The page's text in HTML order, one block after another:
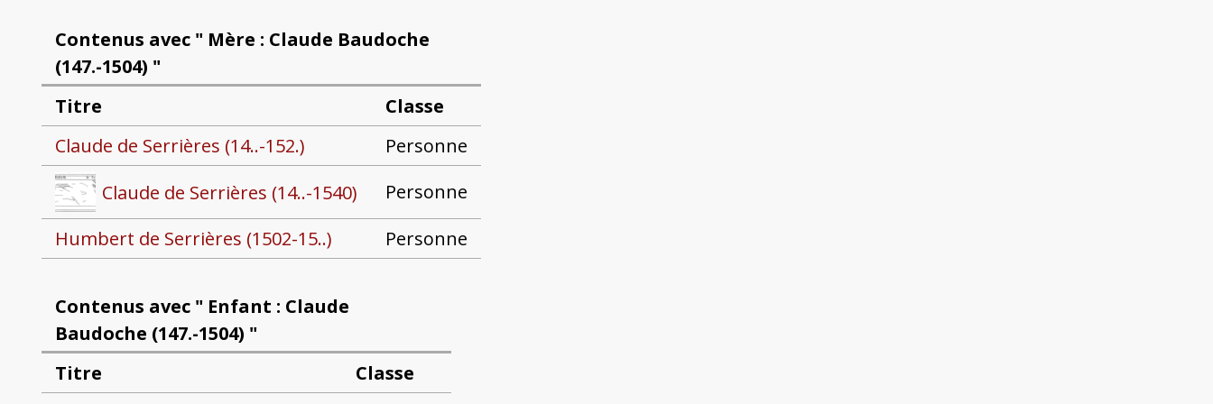
Contenus avec " Mère : Claude Baudoche
(147.-1504) "
Titre
Classe
Claude de Serrières (14..-152.)
Personne
Claude de Serrières (14..-1540)
Personne
Humbert de Serrières (1502-15..)
Personne
Contenus avec " Enfant : Claude
Baudoche (147.-1504) "
Titre
Classe